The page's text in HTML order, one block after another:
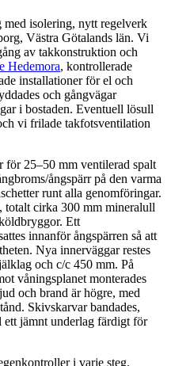
isolering, nytt regelverk
Västra Götalands län. Vi
av takkonstruktion och
Hedemora, kontrollerade
installationer för el och
och gångvägar
i bostaden. Eventuell lösull
vi frilade takfotsventilation
för 25–50 mm ventilerad spalt
ångspärr på den varma
runt alla genomföringar.
totalt cirka 300 mm mineralull
Ett
innanför ångspärren så att
Nya innerväggar restes
och c/c 450 mm. På
våningsplanet monterades
och brand är högre, med
Skivskarvar bandades,
ett jämnt underlag färdigt för
i varje steg.